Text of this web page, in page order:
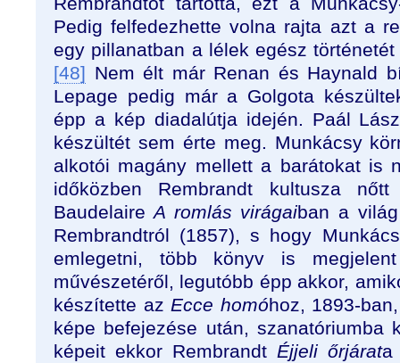
Pedig felfedezhette volna rajta azt a
egy pillanatban a lélek egész
[48] Nem élt már Renan és Haynald
Lepage pedig már a Golgota
épp a kép diadalútja idején. Paál
készültét sem érte meg. Munkácsy
alkotói magány mellett a barátokat is
időközben Rembrandt kultusza
Baudelaire A romlás virágaiban a
Rembrandtról (1857), s hogy
emlegetni, több könyv is
művészetéről, legutóbb épp akkor,
készítette az Ecce homóhoz, 1893-
képe befejezése után, szanatóriumba
képeit ekkor Rembrandt Éjjeli őrjárata